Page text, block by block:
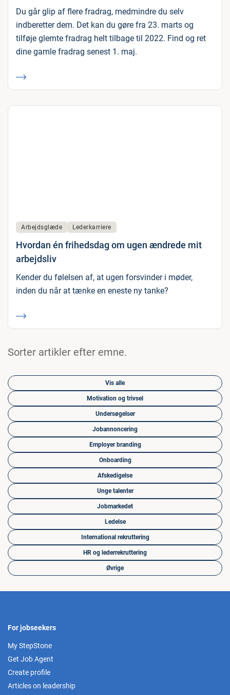
Du går glip af flere fradrag, medmindre du selv
indberetter dem. Det kan du gøre fra 23. marts og
tilføje glemte fradrag helt tilbage til 2022. Find og ret
dine gamle fradrag senest 1. maj.
Arbejdsglæde Lederkarriere
Hvordan én frihedsdag om ugen ændrede mit
arbejdsliv
Kender du følelsen af, at ugen forsvinder i møder,
inden du når at tænke en eneste ny tanke?
Sorter artikler efter emne.
Vis alle
Motivation og trivsel
Undersøgelser
Jobannoncering
Employer branding
Onboarding
Afskedigelse
Unge talenter
Jobmarkedet
Ledelse
International rekruttering
HR og lederrekruttering
Øvrige
For jobseekers
My StepStone
Get Job Agent
Create profile
Articles on leadership